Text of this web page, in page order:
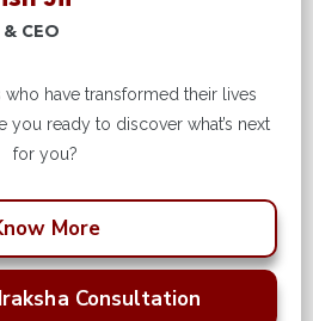
CEO
have transformed their lives
you ready to discover what’s next
for you?
More
Consultation